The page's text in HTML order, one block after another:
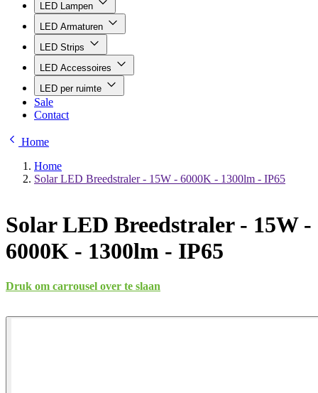
LED Lampen
LED Armaturen
LED Strips
LED Accessoires
LED per ruimte
Sale
Contact
Home
Home
Solar LED Breedstraler - 15W - 6000K - 1300lm - IP65
Solar LED Breedstraler - 15W -
6000K - 1300lm - IP65
Druk om carrousel over te slaan